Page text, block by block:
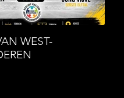
WEST-